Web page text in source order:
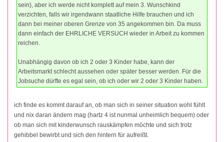
sein), aber ich werde nicht komplett auf mein 3. Wunschkind
verzichten, falls wir irgendwann staatliche Hilfe brauchen und ich
dann bei meiner oberen Grenze von 35 angekommen bin. Da muss
dann einfach der EHRLICHE VERSUCH wieder in Arbeit zu kommen
reichen.
Unabhängig davon ob ich 2 oder 3 Kinder habe, kann der
Arbeitsmarkt schlecht aussehen oder später besser werden. Für die
Jobsuche dürfte es egal sein, ob ich oder wir 2 oder 3 Kinder haben.
ich finde es kommt darauf an, ob man sich in seiner situation wohl fühlt
und nix daran ändern mag (hartz 4 ist nunmal unheimlich bequem) oder
ob man sich mit kinderwunsch rauskämpfen möchte und sich trotz
gehibbel bewirbt und sich den hintern für aufreißt.